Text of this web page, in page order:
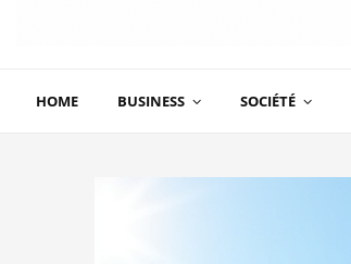
HOME BUSINESS SOCIÉTÉ